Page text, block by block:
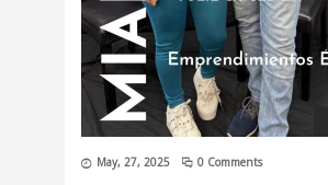
May, 27, 2025 0 Comments